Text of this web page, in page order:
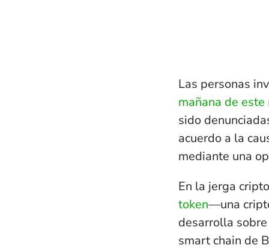
Las personas
mañana de
sido
acuerdo a la
mediante una
En la jerga
token—una
desarrolla
smart chain de